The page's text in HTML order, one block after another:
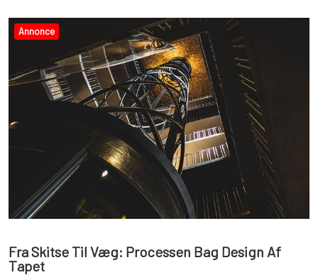
Annonce
Fra Skitse Til Væg: Processen Bag Design Af
Tapet